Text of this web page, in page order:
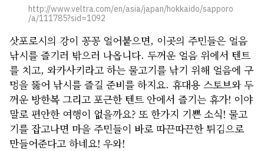
http://www.veltra.com/en/asia/japan/hokkaido/sapporo
/a/111785?sid=1092
삿포로시의 강이 꽁꽁 얼어붙으면, 이곳의 주민들은 얼음
낚시를 즐기러 밖으러 나옵니다. 두꺼운 얼음 위에서 텐트
를 치고, 와카사키라고 하는 물고기를 낚기 위해 얼음에 구
멍을 뚫어 낚시를 즐길 준비를 하지요. 휴대용 스토브와 두
꺼운 방한복 그리고 포근한 텐트 안에서 즐기는 휴가! 이야
말로 편안한 여행이 없을까요? 또 한가지 기쁜 소식! 물고
기를 잡고나면 마을 주민들이 바로 따끈따끈한 튀김으로
만들어준다고 하네요! 우와!